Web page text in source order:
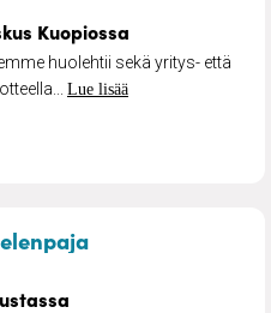
Kuopiossa
huolehtii sekä yritys- että
Lue lisää
– Psykoterapia